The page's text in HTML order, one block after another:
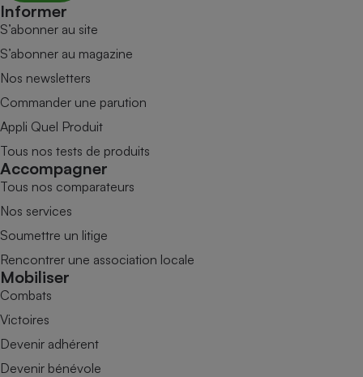
Informer
S’abonner au site
S’abonner au magazine
Nos newsletters
Commander une parution
Appli Quel Produit
Tous nos tests de produits
Accompagner
Tous nos comparateurs
Nos services
Soumettre un litige
Rencontrer une association locale
Mobiliser
Combats
Victoires
Devenir adhérent
Devenir bénévole